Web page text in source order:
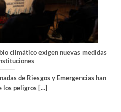
climático exigen nuevas medidas
de Riesgos y Emergencias han
los peligros [...]